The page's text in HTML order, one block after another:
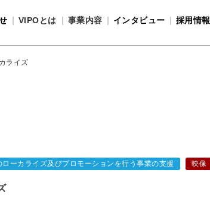
VIPOとは
VIPOとは
事業内容
インタビュー 採用情報
ライズ
ーカライズ及びプロモーションを行う事業の支援 映像